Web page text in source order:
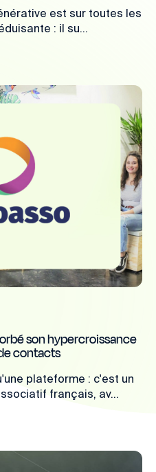
est sur toutes les
: il su...
son hypercroissance
contacts
plateforme : c'est un
français, av...